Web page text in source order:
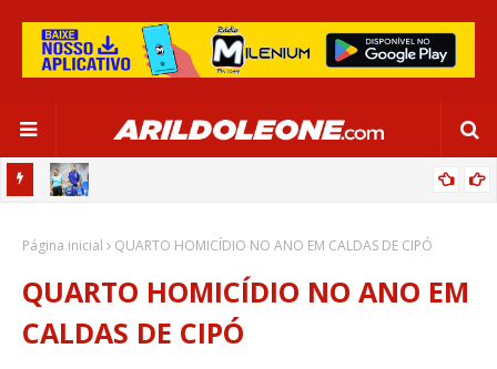
SALVADOR
Página inicial QUARTO HOMICÍDIO NO ANO EM CALDAS DE CIPÓ
QUARTO HOMICÍDIO NO ANO EM
CALDAS DE CIPÓ